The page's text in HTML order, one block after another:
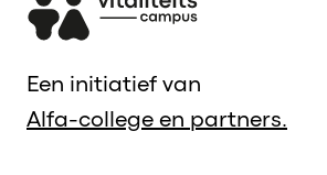
Een initiatief van
Alfa-college en partners.